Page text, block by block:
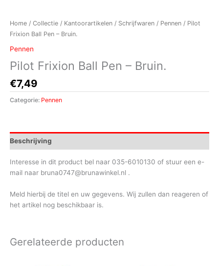
Home / Collectie / Kantoorartikelen / Schrijfwaren / Pennen / Pilot
Frixion Ball Pen – Bruin.
Pennen
Pilot Frixion Ball Pen – Bruin.
€7,49
Categorie: Pennen
Beschrijving
Interesse in dit product bel naar 035-6010130 of stuur een e-
mail naar bruna0747@brunawinkel.nl .
Meld hierbij de titel en uw gegevens. Wij zullen dan reageren of
het artikel nog beschikbaar is.
Gerelateerde producten